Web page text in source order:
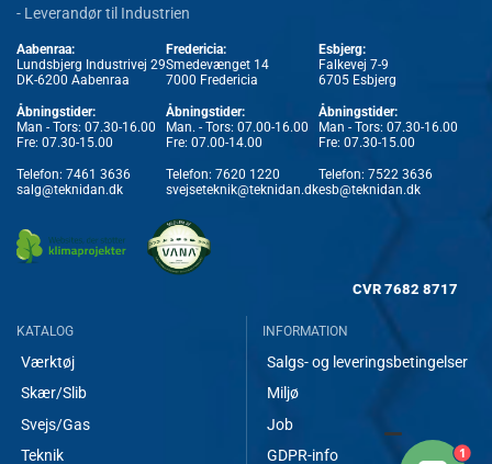
- Leverandør til Industrien
Aabenraa:
Lundsbjerg Industrivej 29
DK-6200 Aabenraa
Åbningstider:
Man - Tors: 07.30-16.00
Fre: 07.30-15.00
Telefon: 7461 3636
salg@teknidan.dk
Fredericia:
Smedevænget 14
7000 Fredericia
Åbningstider:
Man. - Tors: 07.00-16.00
Fre: 07.00-14.00
Telefon: 7620 1220
svejseteknik@teknidan.dk
Esbjerg:
Falkevej 7-9
6705 Esbjerg
Åbningstider:
Man - Tors: 07.30-16.00
Fre: 07.30-15.00
Telefon: 7522 3636
esb@teknidan.dk
CVR 7682 8717
KATALOG
Værktøj
Skær/Slib
Svejs/Gas
Teknik
INFORMATION
Salgs- og leveringsbetingelser
Miljø
Job
GDPR-info
1